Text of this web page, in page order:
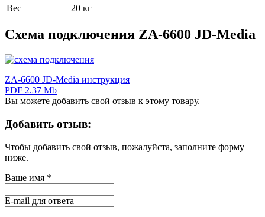
Вес 20 кг
Схема подключения ZA-6600 JD-Media
ZA-6600 JD-Media инструкция
PDF 2.37 Mb
Вы можете добавить свой отзыв к этому товару.
Добавить отзыв:
Чтобы добавить свой отзыв, пожалуйста, заполните форму
ниже.
Ваше имя *
E-mail для ответа